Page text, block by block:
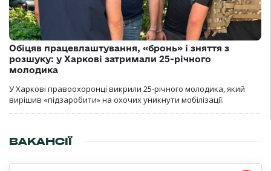
Обіцяв працевлаштування, «бронь» і зняття з
розшуку: у Харкові затримали 25-річного
молодика
У Харкові правоохоронці викрили 25-річного молодика, який
вирішив «підзаробити» на охочих уникнути мобілізації.
ВАКАНСІЇ